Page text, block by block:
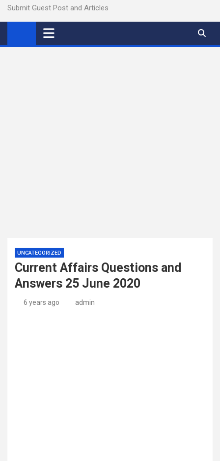
Submit Guest Post and Articles
UNCATEGORIZED
Current Affairs Questions and
Answers 25 June 2020
6 years ago admin